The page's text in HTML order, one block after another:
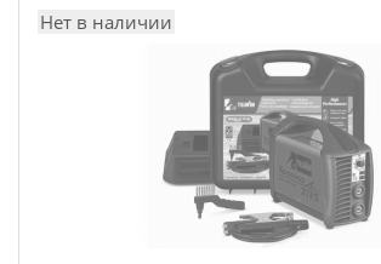
Нет в наличии